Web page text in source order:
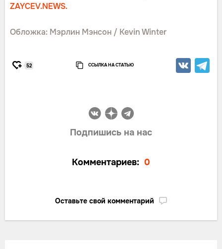
ZAYCEV.NEWS.
Обложка: Мэрлин Мэнсон / Kevin Winter
52 ССЫЛКА НА СТАТЬЮ
Подпишись на нас
Комментариев: 0
Оставьте свой комментарий